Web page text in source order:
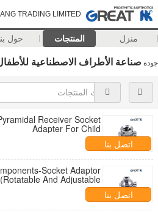
TRADING LIMITED
منزل المنتجات حول
جودة صناعة الأطراف الاصطناعية
Receiver Socket
Adapter For Child
اتصل بنا
Socket Adaptor
And Adjustable )
اتصل بنا